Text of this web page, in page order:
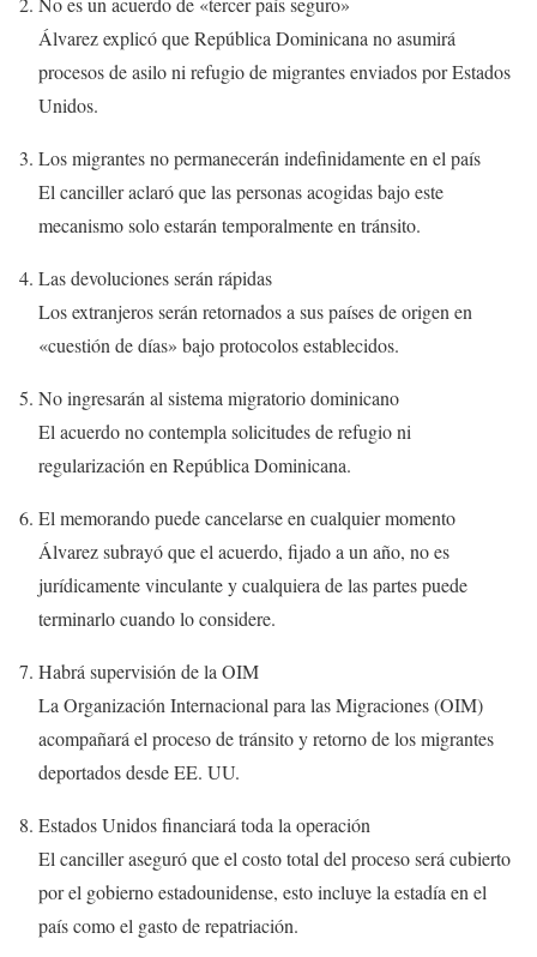
Álvarez explicó que República Dominicana no asumirá
procesos de asilo ni refugio de migrantes enviados por Estados
Unidos.
Los migrantes no permanecerán indefinidamente en el país
El canciller aclaró que las personas acogidas bajo este
mecanismo solo estarán temporalmente en tránsito.
Las devoluciones serán rápidas
Los extranjeros serán retornados a sus países de origen en
«cuestión de días» bajo protocolos establecidos.
No ingresarán al sistema migratorio dominicano
El acuerdo no contempla solicitudes de refugio ni
regularización en República Dominicana.
El memorando puede cancelarse en cualquier momento
Álvarez subrayó que el acuerdo, fijado a un año, no es
jurídicamente vinculante y cualquiera de las partes puede
terminarlo cuando lo considere.
Habrá supervisión de la OIM
La Organización Internacional para las Migraciones (OIM)
acompañará el proceso de tránsito y retorno de los migrantes
deportados desde EE. UU.
Estados Unidos financiará toda la operación
El canciller aseguró que el costo total del proceso será cubierto
por el gobierno estadounidense, esto incluye la estadía en el
país como el gasto de repatriación.